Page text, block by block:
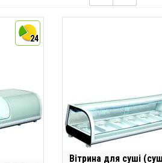
24
Вітрина для суші